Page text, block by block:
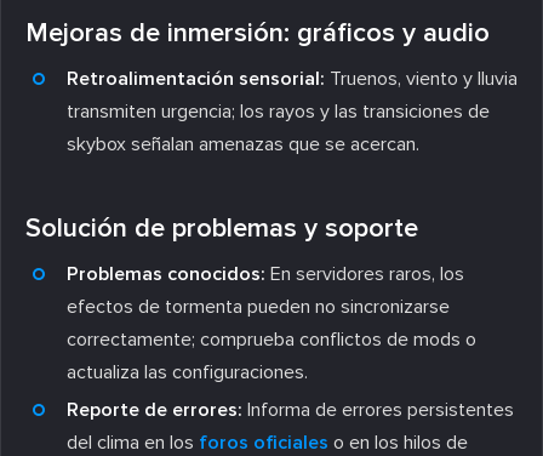
Mejoras de inmersión: gráficos y audio
Retroalimentación sensorial: Truenos, viento y lluvia
transmiten urgencia; los rayos y las transiciones de
skybox señalan amenazas que se acercan.
Solución de problemas y soporte
Problemas conocidos: En servidores raros, los
efectos de tormenta pueden no sincronizarse
correctamente; comprueba conflictos de mods o
actualiza las configuraciones.
Reporte de errores: Informa de errores persistentes
del clima en los foros oficiales o en los hilos de